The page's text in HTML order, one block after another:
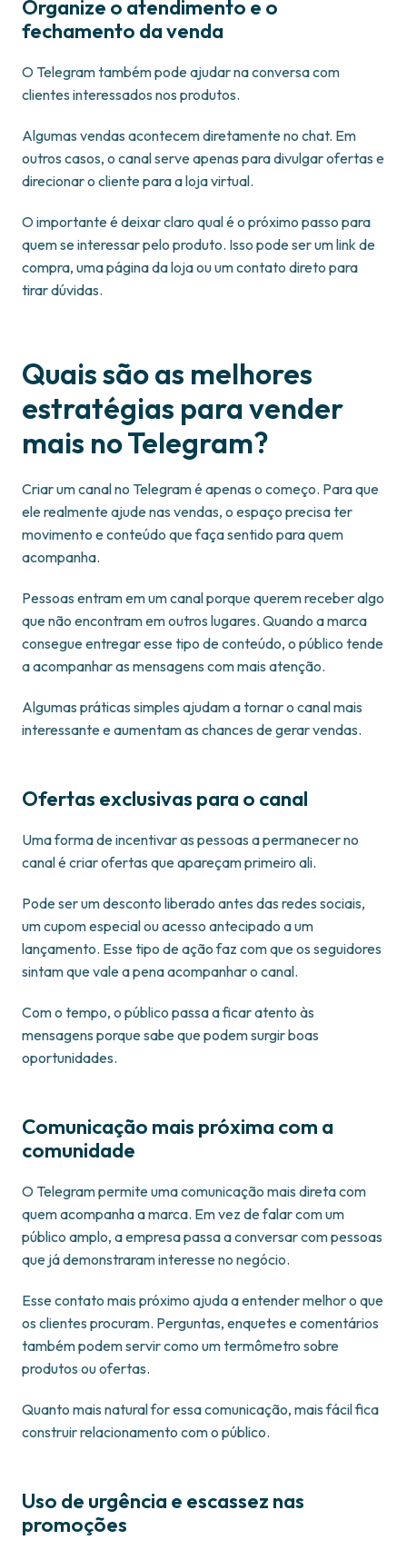
Organize o atendimento e o
fechamento da venda
O Telegram também pode ajudar na conversa com
clientes interessados nos produtos.
Algumas vendas acontecem diretamente no chat. Em
outros casos, o canal serve apenas para divulgar ofertas e
direcionar o cliente para a loja virtual.
O importante é deixar claro qual é o próximo passo para
quem se interessar pelo produto. Isso pode ser um link de
compra, uma página da loja ou um contato direto para
tirar dúvidas.
Quais são as melhores
estratégias para vender
mais no Telegram?
Criar um canal no Telegram é apenas o começo. Para que
ele realmente ajude nas vendas, o espaço precisa ter
movimento e conteúdo que faça sentido para quem
acompanha.
Pessoas entram em um canal porque querem receber algo
que não encontram em outros lugares. Quando a marca
consegue entregar esse tipo de conteúdo, o público tende
a acompanhar as mensagens com mais atenção.
Algumas práticas simples ajudam a tornar o canal mais
interessante e aumentam as chances de gerar vendas.
Ofertas exclusivas para o canal
Uma forma de incentivar as pessoas a permanecer no
canal é criar ofertas que apareçam primeiro ali.
Pode ser um desconto liberado antes das redes sociais,
um cupom especial ou acesso antecipado a um
lançamento. Esse tipo de ação faz com que os seguidores
sintam que vale a pena acompanhar o canal.
Com o tempo, o público passa a ficar atento às
mensagens porque sabe que podem surgir boas
oportunidades.
Comunicação mais próxima com a
comunidade
O Telegram permite uma comunicação mais direta com
quem acompanha a marca. Em vez de falar com um
público amplo, a empresa passa a conversar com pessoas
que já demonstraram interesse no negócio.
Esse contato mais próximo ajuda a entender melhor o que
os clientes procuram. Perguntas, enquetes e comentários
também podem servir como um termômetro sobre
produtos ou ofertas.
Quanto mais natural for essa comunicação, mais fácil fica
construir relacionamento com o público.
Uso de urgência e escassez nas
promoções